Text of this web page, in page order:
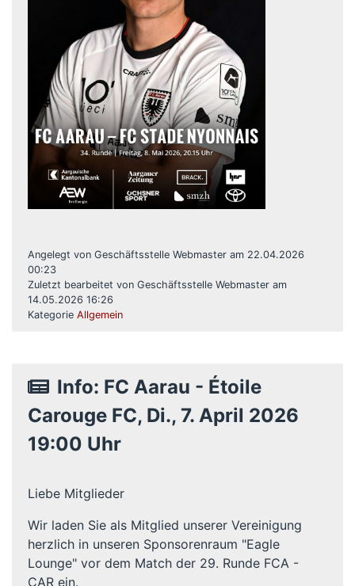
Angelegt von Geschäftsstelle Webmaster am 22.04.2026
00:23
Zuletzt bearbeitet von Geschäftsstelle Webmaster am
14.05.2026 16:26
Kategorie Allgemein
Info: FC Aarau - Étoile
Carouge FC, Di., 7. April 2026
19:00 Uhr
Liebe Mitglieder
Wir laden Sie als Mitglied unserer Vereinigung
herzlich in unseren Sponsorenraum "Eagle
Lounge" vor dem Match der 29. Runde FCA -
CAR ein.